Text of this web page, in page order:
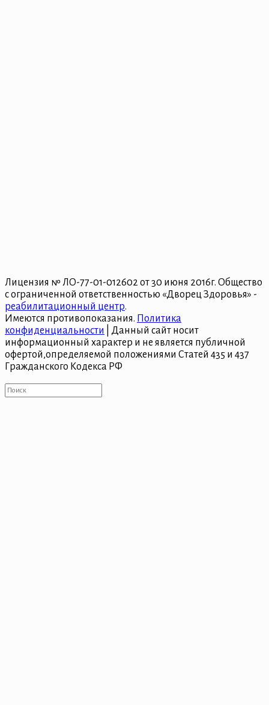
Лицензия № ЛО-77-01-012602 от 30 июня 2016г. Общество
с ограниченной ответственностью «Дворец Здоровья» -
реабилитационный центр.
Имеются противопоказания.
Политика
конфиденциальности
| Данный сайт носит
информационный характер и не является публичной
офертой,определяемой положениями Статей 435 и 437
Гражданского Кодекса РФ